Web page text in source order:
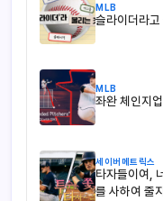
MLB
슬라이더라고
MLB
좌완 체인지
세이버메트릭스
타자들이여,
를 사하여 줄